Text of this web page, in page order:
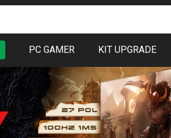
PC GAMER KIT UPGRADE